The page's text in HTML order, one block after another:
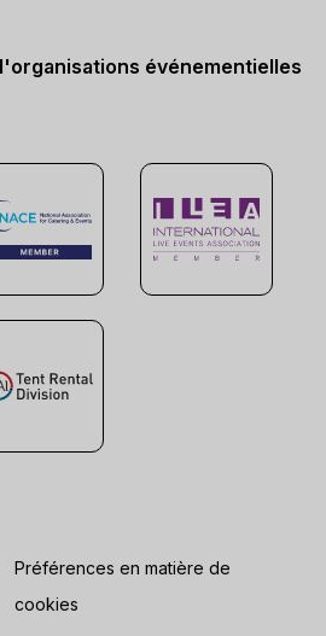
événementielles
Préférences en matière de
cookies